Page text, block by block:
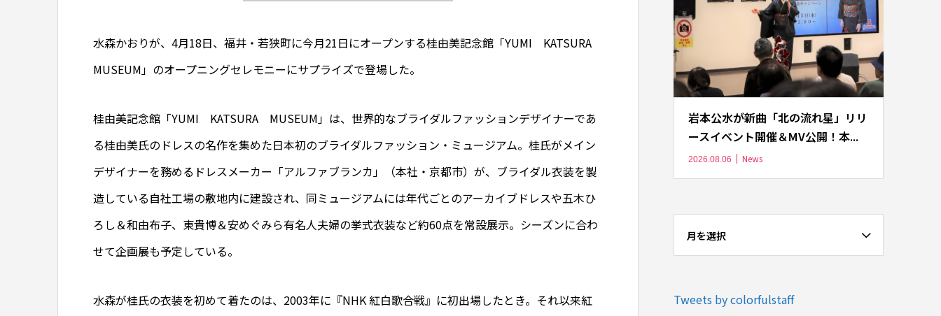
水森かおりが、4月18日、福井・若狭町に今月21日にオープンする桂由美記念館「YUMI KATSURA
MUSEUM」のオープニングセレモニーにサプライズで登場した。
桂由美記念館「YUMI KATSURA MUSEUM」は、世界的なブライダルファッションデザイナーであ
る桂由美氏のドレスの名作を集めた日本初のブライダルファッション・ミュージアム。桂氏がメイン
デザイナーを務めるドレスメーカー「アルファブランカ」（本社・京都市）が、ブライダル衣装を製
造している自社工場の敷地内に建設され、同ミュージアムには年代ごとのアーカイブドレスや五木ひ
ろし＆和由布子、東貴博＆安めぐみら有名人夫婦の挙式衣装など約60点を常設展示。シーズンに合わ
せて企画展も予定している。
水森が桂氏の衣装を初めて着たのは、2003年に『NHK 紅白歌合戦』に初出場したとき。それ以来紅
岩本公水が新曲「北の流れ星」リリ
ースイベント開催＆MV公開！本...
2026.08.06 News
月を選択
Tweets by colorfulstaff